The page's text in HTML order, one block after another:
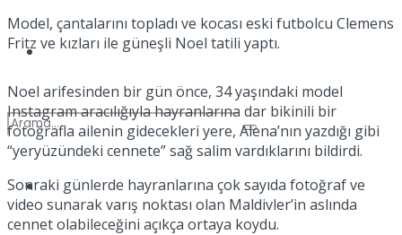
Dünya
Türkiye
No Result
Model, çantalarını topladı ve kocası eski futbolcu Clemens
Fritz ve kızları ile güneşli Noel tatili yaptı.
Noel arifesinden bir gün önce, 34 yaşındaki model
Instagram aracılığıyla hayranlarına dar bikinili bir
fotoğrafla ailenin gidecekleri yere, Alena’nın yazdığı gibi
“yeryüzündeki cennete” sağ salim vardıklarını bildirdi.
Sonraki günlerde hayranlarına çok sayıda fotoğraf ve
video sunarak varış noktası olan Maldivler’in aslında
cennet olabileceğini açıkça ortaya koydu.